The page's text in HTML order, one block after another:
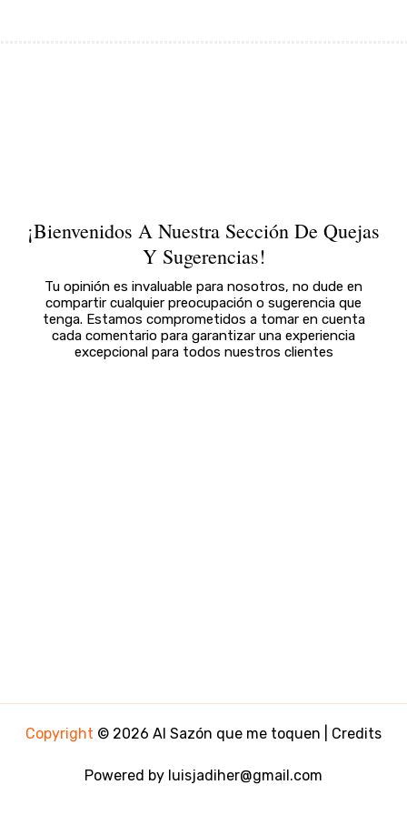
¡Bienvenidos A Nuestra Sección De Quejas
Y Sugerencias!
Tu opinión es invaluable para nosotros, no dude en
compartir cualquier preocupación o sugerencia que
tenga. Estamos comprometidos a tomar en cuenta
cada comentario para garantizar una experiencia
excepcional para todos nuestros clientes
Copyright © 2026 Al Sazón que me toquen | Credits
Powered by luisjadiher@gmail.com